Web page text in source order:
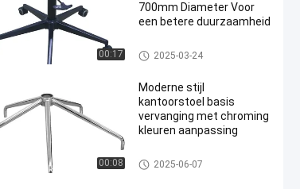
00:17
700mm Diameter Voor
een betere duurzaamheid
Vervanging van de basis van
de kantoorstoel
2025-03-24
00:08
Moderne stijl
kantoorstoel basis
vervanging met chroming
kleuren aanpassing
Vervanging van de basis van
de kantoorstoel
2025-06-07